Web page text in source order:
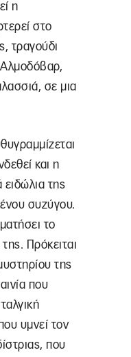
η
στο
τραγούδι
Αλμοδόβαρ,
σε μια
και η
της
συζύγου.
το
Πρόκειται
της
που
υμνεί τον
που